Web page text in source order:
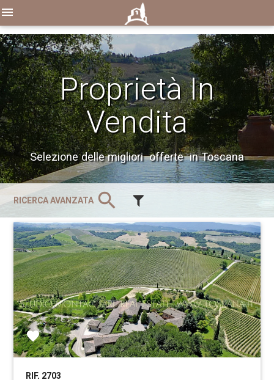
menu
RICERCA AVANZATA search
Proprietà In
Vendita
Selezione delle migliori offerte in Toscana
RIF. 2703